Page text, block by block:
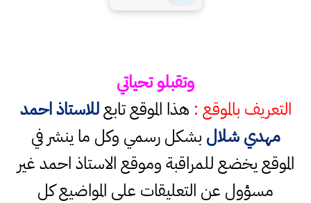
وتقبلو تحياتي
التعريف بالموقع : هذا الموقع تابعللاستاذ احمد
مهدي شلال بشكل رسمي وكل ما ينشر في
الموقع يخضع للمراقبة وموقع الاستاذ احمد غير
مسؤول عن التعليقات على المواضيع كل